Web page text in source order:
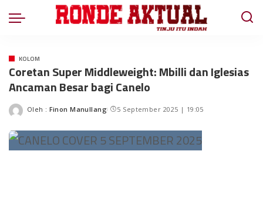
KOLOM
Coretan Super Middleweight: Mbilli dan Iglesias
Ancaman Besar bagi Canelo
Oleh : Finon Manullang 5 September 2025 | 19:05